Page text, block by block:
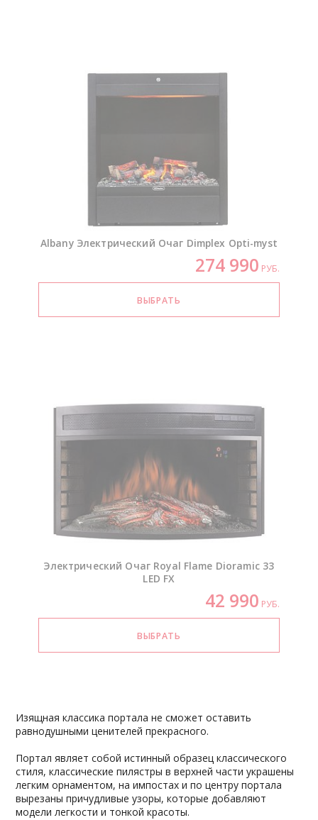
Albany Электрический Очаг Dimplex Opti-myst
274 990 РУБ.
Электрический Очаг Royal Flame Dioramic 33
LED FX
42 990 РУБ.
Изящная классика портала не сможет оставить
равнодушными ценителей прекрасного.
Портал являет собой истинный образец классического
стиля, классические пилястры в верхней части украшены
легким орнаментом, на импостах и по центру портала
вырезаны причудливые узоры, которые добавляют
модели легкости и тонкой красоты.